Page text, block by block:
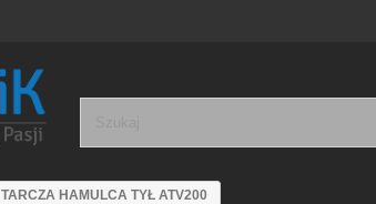
TARCZA HAMULCA TYŁ ATV200